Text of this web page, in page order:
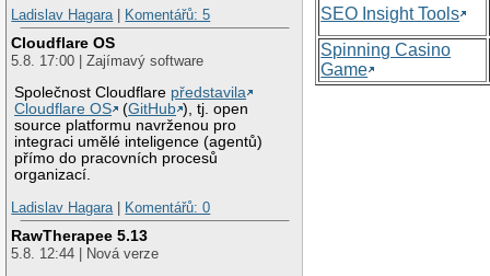
Ladislav Hagara
Komentářů: 5
Cloudflare OS
5.8. 17:00 | Zajímavý software
Společnost Cloudflare představila
Cloudflare OS
(GitHub ), tj. open
source platformu navrženou pro
integraci umělé inteligence (agentů)
přímo do pracovních procesů
organizací.
Ladislav Hagara
Komentářů: 0
RawTherapee 5.13
5.8. 12:44 | Nová verze
SEO Insight Tools
Spinning Casino
Game